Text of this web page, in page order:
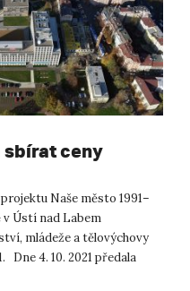
sbírat ceny
Naše město 1991–
v Ústí nad Labem
mládeže a tělovýchovy
Dne 4. 10. 2021 předala